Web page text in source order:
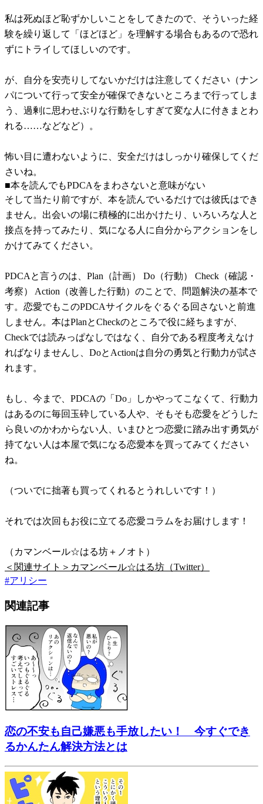
私は死ぬほど恥ずかしいことをしてきたので、そういった経
験を繰り返して「ほどほど」を理解する場合もあるので恐れ
ずにトライしてほしいのです。
が、自分を安売りしてないかだけは注意してください（ナン
パについて行って安全が確保できないところまで行ってしま
う、過剰に思わせぶりな行動をしすぎて変な人に付きまとわ
れる……などなど）。
怖い目に遭わないように、安全だけはしっかり確保してくだ
さいね。
■本を読んでもPDCAをまわさないと意味がない
そして当たり前ですが、本を読んでいるだけでは彼氏はでき
ません。出会いの場に積極的に出かけたり、いろいろな人と
接点を持ってみたり、気になる人に自分からアクションをし
かけてみてください。
PDCAと言うのは、Plan（計画） Do（行動） Check（確認・
考察） Action（改善した行動）のことで、問題解決の基本で
す。恋愛でもこのPDCAサイクルをぐるぐる回さないと前進
しません。本はPlanとCheckのところで役に経ちますが、
Checkでは読みっぱなしではなく、自分である程度考えなけ
ればなりませんし、DoとActionは自分の勇気と行動力が試さ
れます。
もし、今まで、PDCAの「Do」しかやってこなくて、行動力
はあるのに毎回玉砕している人や、そもそも恋愛をどうした
ら良いのかわからない人、いまひとつ恋愛に踏み出す勇気が
持てない人は本屋で気になる恋愛本を買ってみてください
ね。
（ついでに拙著も買ってくれるとうれしいです！）
それでは次回もお役に立てる恋愛コラムをお届けします！
（カマンベール☆はる坊＋ノオト）
＜関連サイト＞カマンベール☆はる坊（Twitter）
#アリシー
関連記事
恋の不安も自己嫌悪も手放したい！ 今すぐでき
るかんたん解決方法とは